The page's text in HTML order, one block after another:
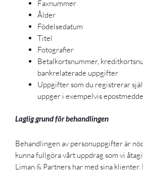
Faxnummer
Ålder
Födelsedatum
Titel
Fotografier
Betalkortsnummer,
bankrelaterade uppgifter
Uppgifter som du registrerar
uppger i exempelvis
Laglig grund för behandlingen
Behandlingen av personuppgifter är
kunna fullgöra vårt uppdrag som vi
Liman & Partners har med sina